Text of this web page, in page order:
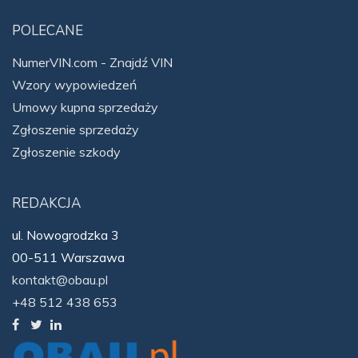
POLECANE
NumerVIN.com - Znajdź VIN
Wzory wypowiedzeń
Umowy kupna sprzedaży
Zgłoszenie sprzedaży
Zgłoszenie szkody
REDAKCJA
ul. Nowogrodzka 3
00-511 Warszawa
kontakt@obau.pl
+48 512 438 653